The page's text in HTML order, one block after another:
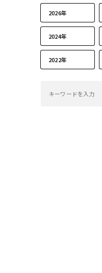
2026年
2024年
2022年